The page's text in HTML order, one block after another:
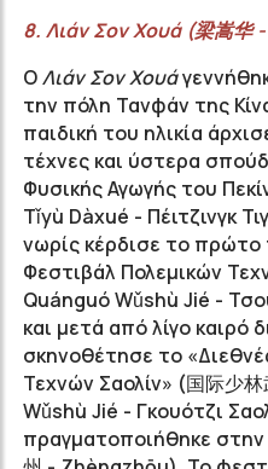
8. ΛιάνΣονΧουά(梁嵩华-
ΟΛιάν Σον Χουά
την πόλη Τανφάν της
παιδική του ηλικία
τέχνες και ύστερα
Φυσικής Αγωγής του
Tǐyù Dàxué - Πέιτζινγκ
νωρίς κέρδισε το πρώτο
Φεστιβάλ Πολεμικών
Quánguó Wǔshù Jié -
και μετά από λίγο καιρό
σκηνοθέτησε το
Τεχνών Σαολίν» (国际少
Wǔshù Jié - Γκουότζι
πραγματοποιήθηκε